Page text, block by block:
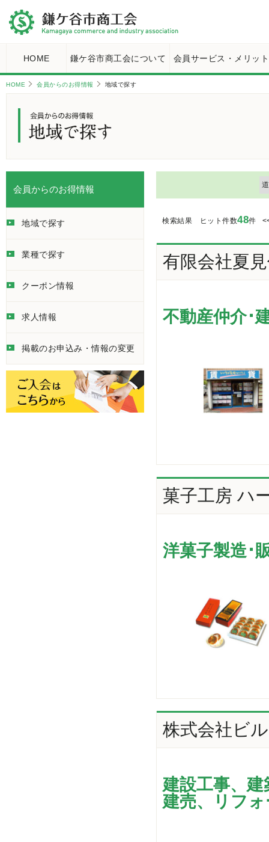
HOME 鎌ケ谷市商工会について 会員サービス・メリット
HOME 会員からのお得情報 地域で探す
会員からのお得情報
地域で探す
業種で探す
クーポン情報
求人情報
掲載のお申込み・情報の変更
検索結果 ヒット件数48件
有限会社夏
不動産仲介･
菓子工房 ハ
洋菓子製造･
株式会社ビ
建設工事、
建売、リフ